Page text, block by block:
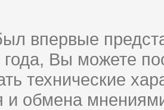
впервые
года, Вы можете
технические
обмена